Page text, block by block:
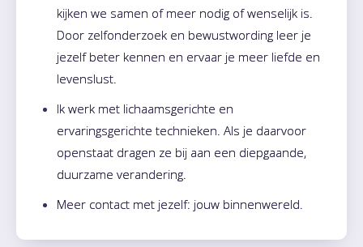
kijken we samen of meer nodig of wenselijk is.
Door zelfonderzoek en bewustwording leer je
jezelf beter kennen en ervaar je meer liefde en
levenslust.
Ik werk met lichaamsgerichte en
ervaringsgerichte technieken. Als je daarvoor
openstaat dragen ze bij aan een diepgaande,
duurzame verandering.
Meer contact met jezelf: jouw binnenwereld.